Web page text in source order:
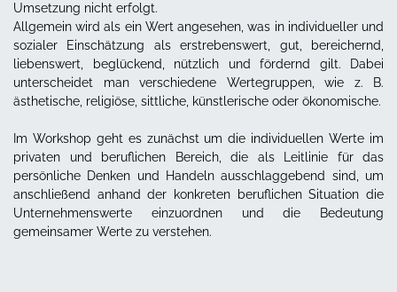
Umsetzung nicht erfolgt.
Allgemein wird als ein Wert angesehen, was in individueller und
sozialer Einschätzung als erstrebenswert, gut, bereichernd,
liebenswert, beglückend, nützlich und fördernd gilt. Dabei
unterscheidet man verschiedene Wertegruppen, wie z. B.
ästhetische, religiöse, sittliche, künstlerische oder ökonomische.
Im Workshop geht es zunächst um die individuellen Werte im
privaten und beruflichen Bereich, die als Leitlinie für das
persönliche Denken und Handeln ausschlaggebend sind, um
anschließend anhand der konkreten beruflichen Situation die
Unternehmenswerte einzuordnen und die Bedeutung
gemeinsamer Werte zu verstehen.